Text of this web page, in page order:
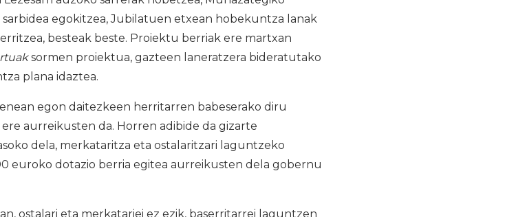
egokitzea, Jubilatuen etxean hobekuntza lanak
besteak beste. Proiektu berriak ere martxan
sormen proiektua, gazteen laneratzera bideratutako
plana idaztea.
egon daitezkeen herritarren babeserako diru
aurreikusten da. Horren adibide da gizarte
dela, merkataritza eta ostalaritzari laguntzeko
euroko dotazio berria egitea aurreikusten dela gobernu
ostalari eta merkatariei ez ezik, baserritarrei laguntzen